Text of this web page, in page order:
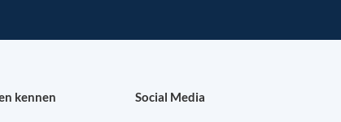
kennen Social Media